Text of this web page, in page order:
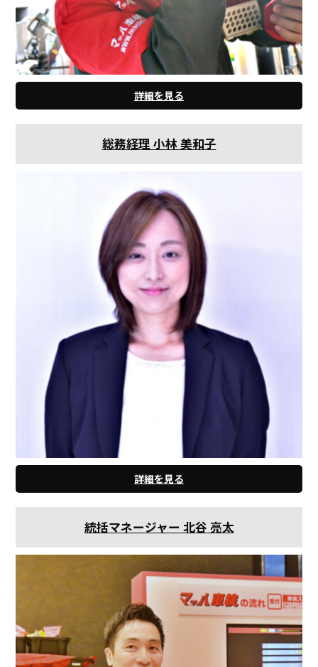
詳細を見る
総務経理 小林 美和子
詳細を見る
統括マネージャー 北谷 亮太